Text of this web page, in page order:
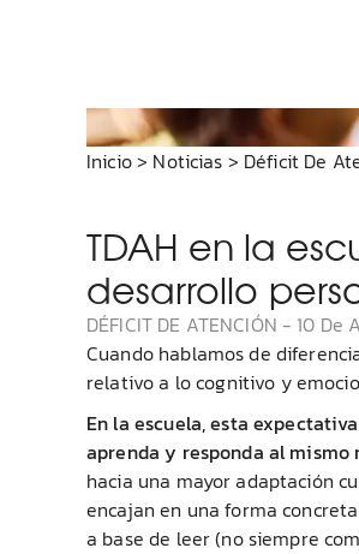
Inicio> Noticias > Déficit De
TDAH en la
desarrollo
DÉFICIT DE ATENCIÓN - 10 De
Cuando hablamos de
relativo a lo cognitivo y
En la escuela, esta
aprenda y responda al
hacia una mayor adaptación
encajan en una forma
a base de leer (no siempre